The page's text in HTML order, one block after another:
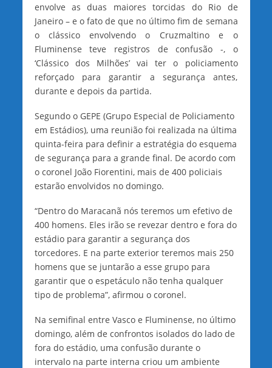
envolve as duas maiores torcidas do Rio de
Janeiro – e o fato de que no último fim de semana
o clássico envolvendo o Cruzmaltino e o
Fluminense teve registros de confusão -, o
‘Clássico dos Milhões’ vai ter o policiamento
reforçado para garantir a segurança antes,
durante e depois da partida.
Segundo o GEPE (Grupo Especial de Policiamento
em Estádios), uma reunião foi realizada na última
quinta-feira para definir a estratégia do esquema
de segurança para a grande final. De acordo com
o coronel João Fiorentini, mais de 400 policiais
estarão envolvidos no domingo.
“Dentro do Maracanã nós teremos um efetivo de
400 homens. Eles irão se revezar dentro e fora do
estádio para garantir a segurança dos
torcedores. E na parte exterior teremos mais 250
homens que se juntarão a esse grupo para
garantir que o espetáculo não tenha qualquer
tipo de problema”, afirmou o coronel.
Na semifinal entre Vasco e Fluminense, no último
domingo, além de confrontos isolados do lado de
fora do estádio, uma confusão durante o
intervalo na parte interna criou um ambiente